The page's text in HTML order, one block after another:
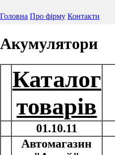
Головна Про фірму Контакти
Акумулятори
Каталог
товарів
01.10.11
Автомагазин